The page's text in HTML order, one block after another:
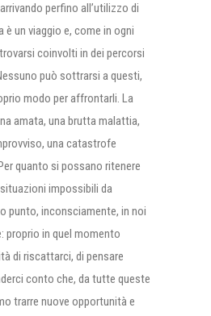
perfino all’utilizzo di
un viaggio e, come in ogni
coinvolti in dei percorsi
può sottrarsi a questi,
modo per affrontarli. La
amata, una brutta malattia,
una catastrofe
quanto si possano ritenere
impossibili da
punto, inconsciamente, in noi
proprio in quel momento
di riscattarci, di pensare
conto che, da tutte queste
trarre nuove opportunità e